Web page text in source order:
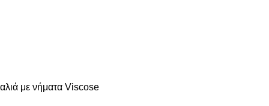
με νήματα Viscose